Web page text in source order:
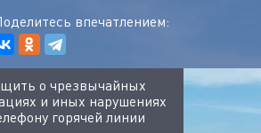
впечатлением:
о чрезвычайных
и иных нарушениях
горячей линии